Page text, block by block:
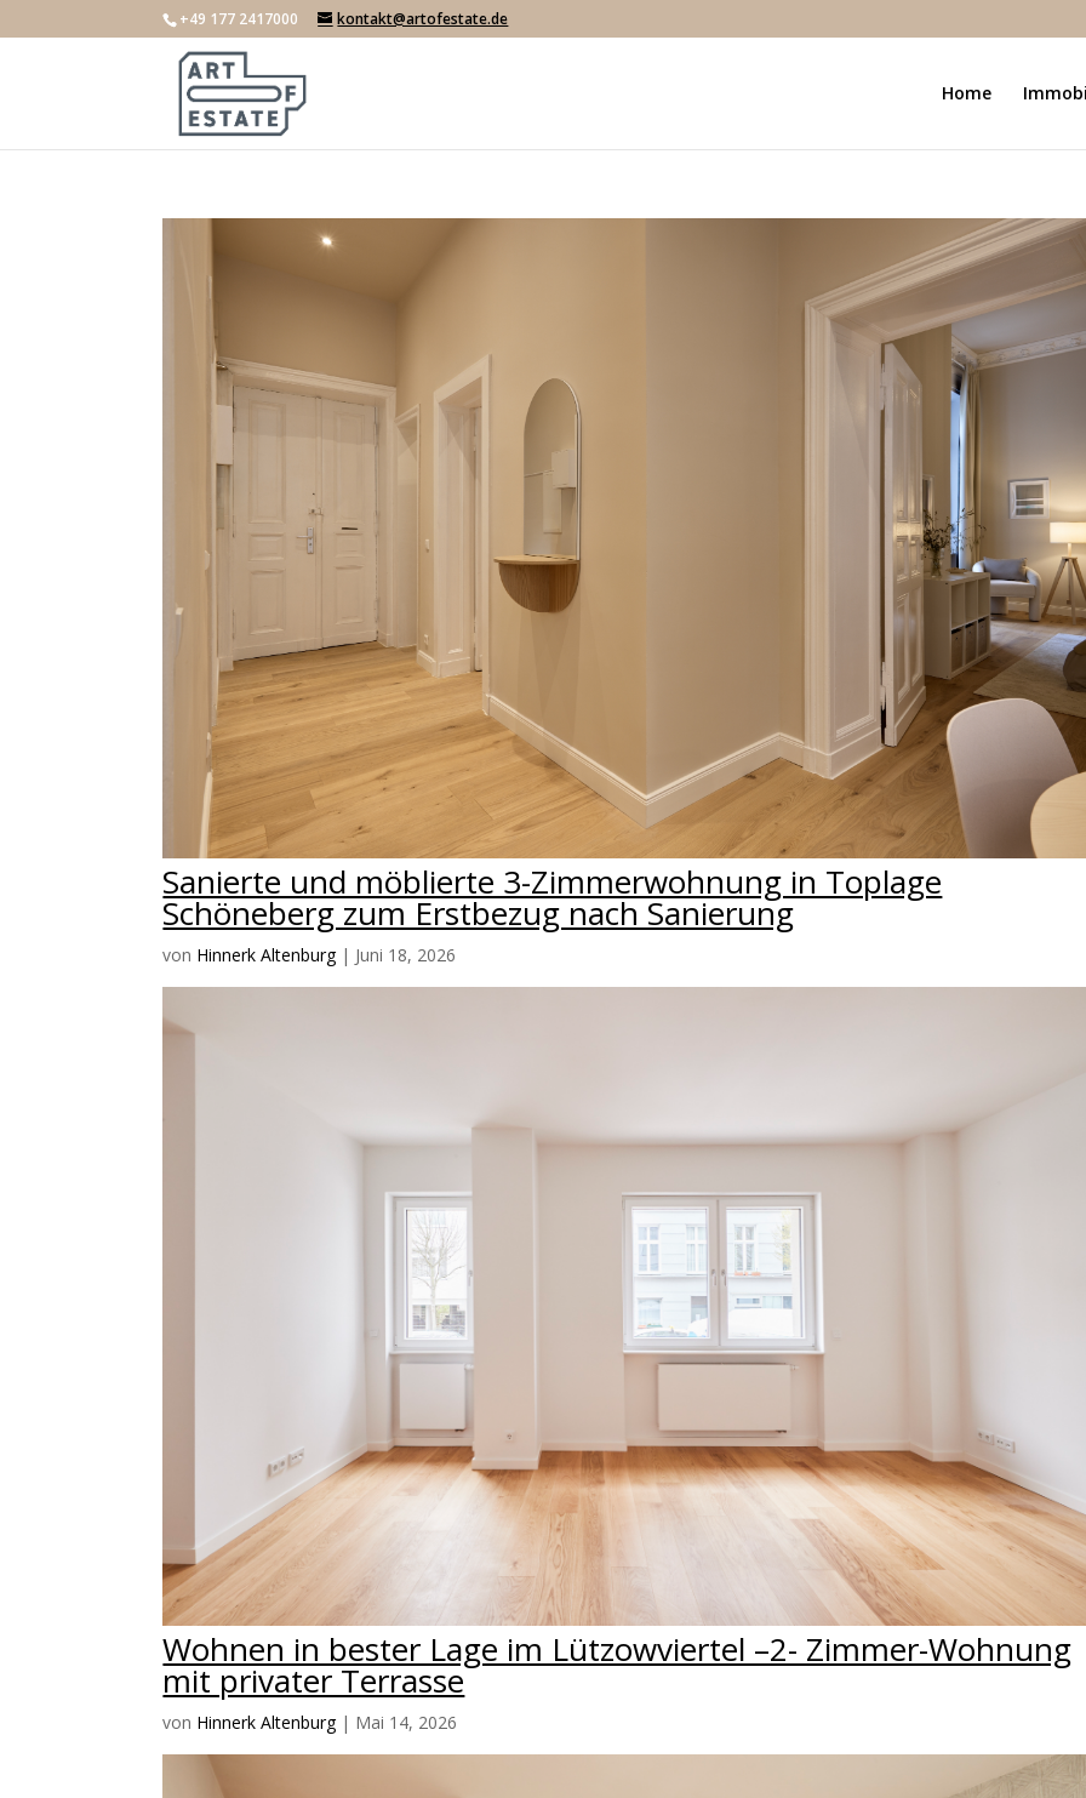
+49 177 2417000 kontakt@artofestate.de
Home
Sanierte und möblierte 3-Zimmerwohnung in Toplage
Schöneberg zum Erstbezug nach Sanierung
von Hinnerk Altenburg| Juni 18, 2026
Wohnen in bester Lage im Lützowviertel –2- Zimmer-Wohnung
mit privater Terrasse
von Hinnerk Altenburg| Mai 14, 2026